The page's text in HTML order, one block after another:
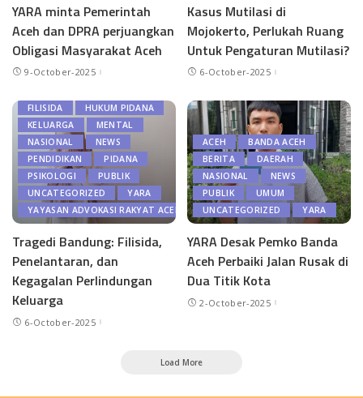
YARA minta Pemerintah
Aceh dan DPRA perjuangkan
Obligasi Masyarakat Aceh
9-October-2025
Kasus Mutilasi di
Mojokerto, Perlukah Ruang
Untuk Pengaturan Mutilasi?
6-October-2025
FILISIDA
HUKUM PIDANA
KELUARGA
MENTAL
NASIONAL
NEWS
PENDIDIKAN
PIDANA
PSIKOLOGI
PUBLIK
UNCATEGORIZED
YARA
YAYASAN ADVOKASI RAKYAT ACEH
Tragedi Bandung: Filisida,
Penelantaran, dan
Kegagalan Perlindungan
Keluarga
6-October-2025
ACEH
BANDA ACEH
BERITA
DAERAH
NASIONAL
NEWS
PUBLIK
UMUM
UNCATEGORIZED
YARA
YARA Desak Pemko Banda
Aceh Perbaiki Jalan Rusak di
Dua Titik Kota
2-October-2025
Load More